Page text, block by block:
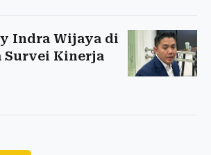
Indra Wijaya di
Survei Kinerja